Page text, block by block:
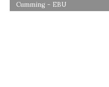
Cumming - EBU